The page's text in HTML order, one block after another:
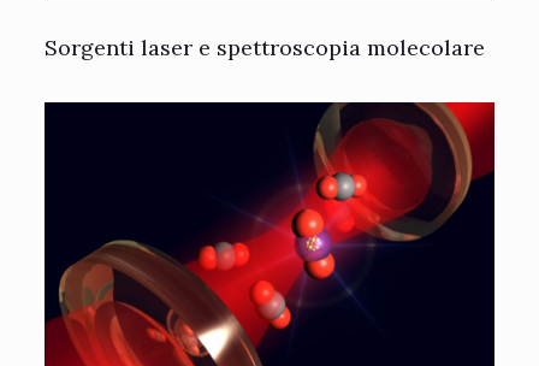
Sorgenti laser e spettroscopia molecolare